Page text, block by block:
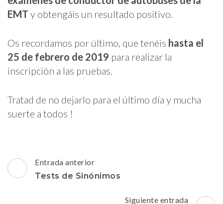
EMT y obtengáis un resultado positivo.
Os recordamos por último, que tenéis hasta el
25 de febrero de 2019 para realizar la
inscripción a las pruebas.
Tratad de no dejarlo para el último día y mucha
suerte a todos !
Navegación
de
Entrada anterior
Tests de Sinónimos
Siguiente entrada